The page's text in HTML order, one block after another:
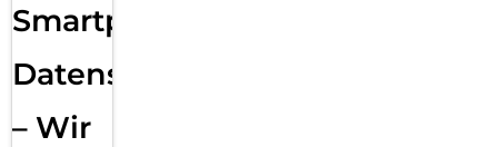
Smartphone
Datensicherung
– Wir